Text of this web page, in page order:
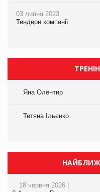
03 липня 2023
Тендери компанії
Яна Олентир
Тетяна Ільєнко
18 червня 2026 |